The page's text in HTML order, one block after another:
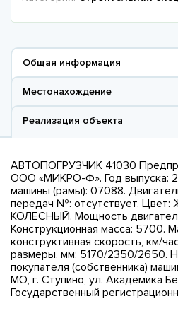
Общая информация
Местонахождение
Реализация объекта
АВТОПОГРУЗЧИК 41030
ООО «МИКРО-Ф». Год выпуска:
машины (рамы): 07088.
передач №: отсутствует.
КОЛЕСНЫЙ. Мощность
Конструкционная масса: 5700.
конструктивная скорость, км/
размеры, мм: 5170/2350/2650.
покупателя (собственника)
МО, г. Ступино, ул. Академика
Государственный